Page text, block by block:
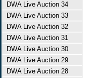
DWA Live Auction 34
DWA Live Auction 33
DWA Live Auction 32
DWA Live Auction 31
DWA Live Auction 30
DWA Live Auction 29
DWA Live Auction 28